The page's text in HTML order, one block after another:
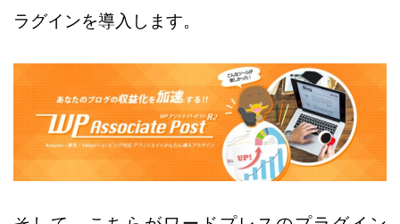
ラグインを導入します。